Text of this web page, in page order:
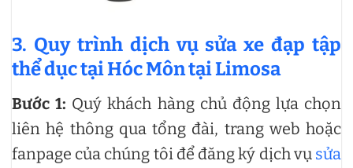
3. Quy trình dịch vụ sửa xe đạp tập
thể dục tại Hóc Môn tại Limosa
Bước 1: Quý khách hàng chủ động lựa chọn
liên hệ thông qua tổng đài, trang web hoặc
fanpage của chúng tôi để đăng ký dịch vụ sửa